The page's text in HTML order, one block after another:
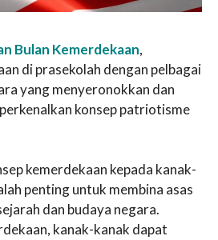
Bulan Kemerdekaan,
di prasekolah dengan pelbagai
yang menyeronokkan dan
konsep patriotisme
kemerdekaan kepada kanak-
penting untuk membina asas
dan budaya negara.
kanak-kanak dapat